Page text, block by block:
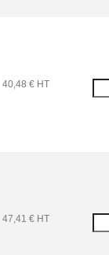
40,48 € HT
47,41 € HT